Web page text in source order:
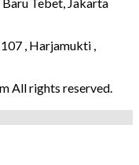
, Harjamukti ,
All rights reserved.